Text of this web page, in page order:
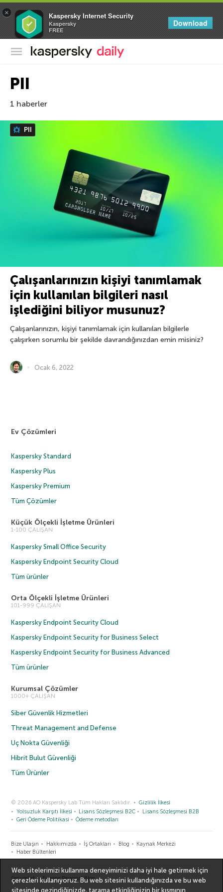
× Kaspersky Internet Security
Kaspersky
FREE
Download
Kaspersky Resmi Blogu
PII
1 haberler
PII
Çalışanlarınızın kişiyi tanımlamak
için kullanılan bilgileri nasıl
işlediğini biliyor musunuz?
Çalışanlarınızın, kişiyi tanımlamak için kullanılan bilgilerle
çalışırken sorumlu bir şekilde davrandığınızdan emin misiniz?
Ocak 6, 2022
Ev Çözümleri
Kaspersky Standard
Kaspersky Plus
Kaspersky Premium
Tüm Çözümler
Küçük Ölçekli İşletme Ürünleri
1-100 ÇALIŞAN
Kaspersky Small Office Security
Kaspersky Endpoint Security Cloud
Tüm ürünler
Orta Ölçekli İşletme Ürünleri
101-999 ÇALIŞAN
Kaspersky Endpoint Security Cloud
Kaspersky Endpoint Security for Business Select
Kaspersky Endpoint Security for Business Advanced
Tüm ürünler
Kurumsal Çözümler
1000+ ÇALIŞAN
Siber Güvenlik Hizmetleri
Threat Management and Defense
Uç Nokta Güvenliği
Hibrit Bulut Güvenliği
Tüm Ürünler
© 2026 AO Kaspersky Lab Tüm Hakları Saklıdır.
Gizlilik İlkesi
Yolsuzluk Karşıtı İlkesi
Lisans Sözleşmesi B2C
Lisans Sözleşmesi B2B
Geri Ödeme Politikasi
Ödeme metodları
Bize Ulaşın Hakkımızda İş Ortakları Blog
Kaynak Merkezi
Haber Bültenleri
Securelist Eugene Personal Blog
Web sitelerimizi kullanma deneyiminizi daha iyi hale getirmek için
çerezleri kullanıyoruz. Bu web sitesini kullandığınızda ve bu web
sitesinde gezindiğinizde, tarama etkinliğinizin bir kısmının